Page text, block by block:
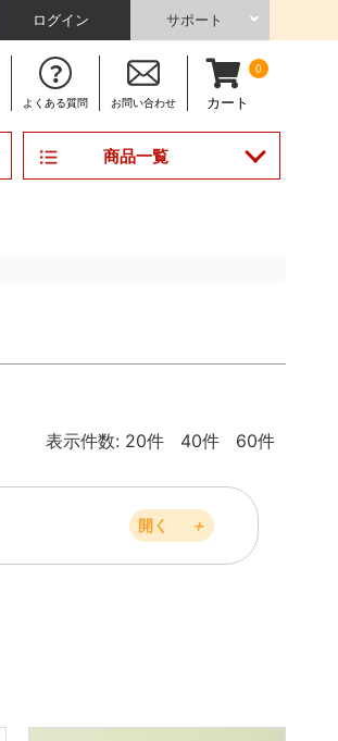
ログイン サポート
よくある質問 お問い合わせ
0
カート
商品一覧
表示件数: 20件 40件 60件
開く ＋